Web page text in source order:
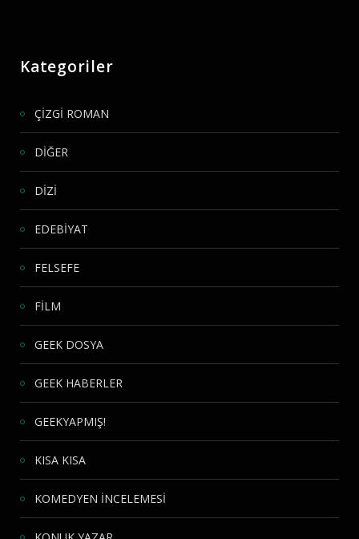
Kategoriler
ÇİZGİ ROMAN
DİĞER
DİZİ
EDEBİYAT
FELSEFE
FİLM
GEEK DOSYA
GEEK HABERLER
GEEKYAPMIŞ!
KISA KISA
KOMEDYEN İNCELEMESİ